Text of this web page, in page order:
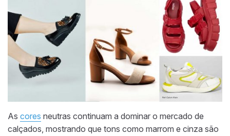
As cores neutras continuam a dominar o mercado de
calçados, mostrando que tons como marrom e cinza são